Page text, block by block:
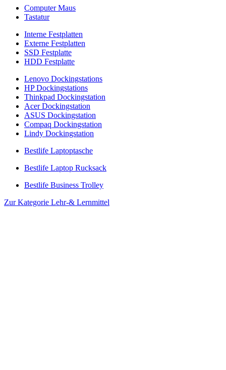
Computer Maus
Tastatur
Interne Festplatten
Externe Festplatten
SSD Festplatte
HDD Festplatte
Lenovo Dockingstations
HP Dockingstations
Thinkpad Dockingstation
Acer Dockingstation
ASUS Dockingstation
Compaq Dockingstation
Lindy Dockingstation
Bestlife Laptoptasche
Bestlife Laptop Rucksack
Bestlife Business Trolley
Zur Kategorie Lehr-& Lernmittel